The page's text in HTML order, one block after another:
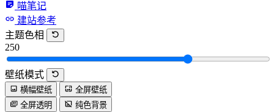
喵笔记
建站参考
主题色相
250
壁纸模式
横幅壁纸
全屏壁纸
全屏透明
纯色背景